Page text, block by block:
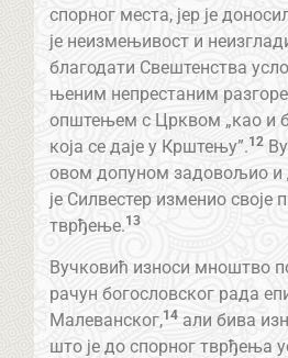
спорног места, јер је
је неизмењивост и
благодати Свештенства
њеним непрестаним
општењем с Црквом „као и
која се даје у Крштењу”.12
овом допуном задовољио и
је Силвестер изменио своје
тврђење.13
Вучковић износи мноштво
рачун богословског рада
Малеванског,14али бива
што је до спорног тврђења